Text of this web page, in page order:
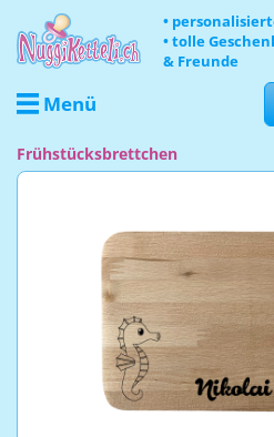
•
• tolle
& Freunde
Menü
Frühstücksbrettchen